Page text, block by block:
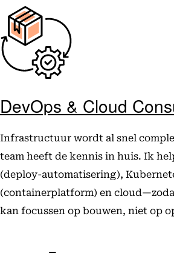
DevOps & Cloud
Infrastructuur wordt al snel
team heeft de kennis in huis. Ik
(deploy-automatisering),
(containerplatform) en
kan focussen op bouwen, niet op